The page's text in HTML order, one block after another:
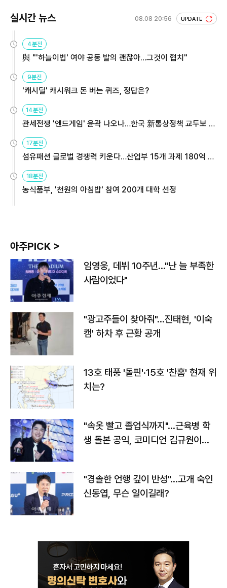
실시간 뉴스 08.08 20:56 UPDATE
4분전
與 "'하늘이법' 여야 공동 발의 괜찮아…그것이 협치"
9분전
'캐시딜' 캐시워크 돈 버는 퀴즈, 정답은?
14분전
관세전쟁 '엔드게임' 윤곽 나오나…한국 新통상정책 교두보 활
17분전
섬유패션 글로벌 경쟁력 키운다…산업부 15개 과제 180억 지
18분전
농식품부, '천원의 아침밥' 참여 200개 대학 선정
아주PICK >
임영웅, 데뷔 10주년…"난 늘 부족한
사람이었다"
"광고주들이 찾아줘"…진태현, '이숙
캠' 하차 후 근황 공개
13호 태풍 '돌핀'·15호 '찬홈' 현재 위
치는?
"속옷 빨고 졸업식까지"…근육병 학
생 돌본 공익, 코미디언 김규원이었
"경솔한 언행 깊이 반성"…고개 숙인
신동엽, 무슨 일이길래?